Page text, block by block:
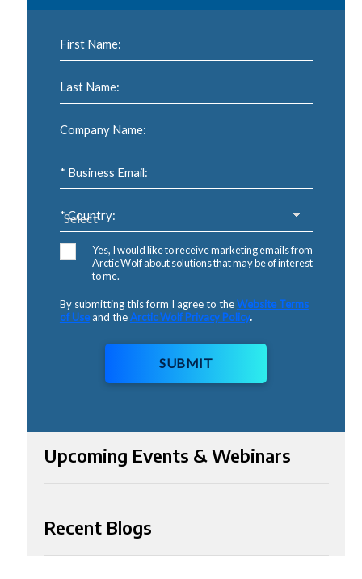
First Name:
Last Name:
Company Name:
* Business Email:
* Country:
Yes, I would like to receive marketing emails from
Arctic Wolf about solutions that may be of interest
to me.
By submitting this form I agree to theWebsite Terms
of Useand theArctic Wolf Privacy Policy.
SUBMIT
Upcoming Events & Webinars
Recent Blogs